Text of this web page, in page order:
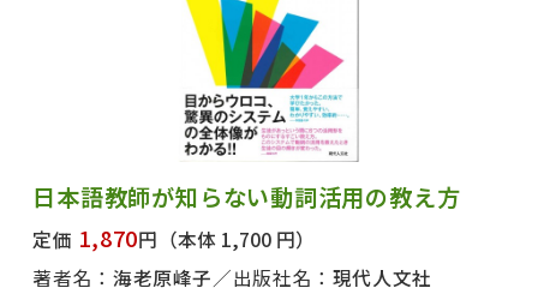
日本語教師が知らない動詞活用の教え方
定価 1,870円 （本体 1,700 円）
著者名： 海老原峰子 出版社名： 現代人文社